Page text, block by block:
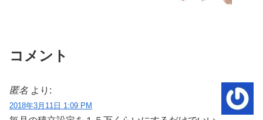
コメント
匿名 より:
2018年3月11日 1:09 PM